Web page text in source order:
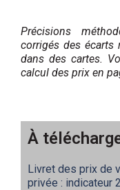
Précisions
corrigés des écarts
dansdes cartes.
calcul des prix en
À
Livret des prix de
privée : indicateur